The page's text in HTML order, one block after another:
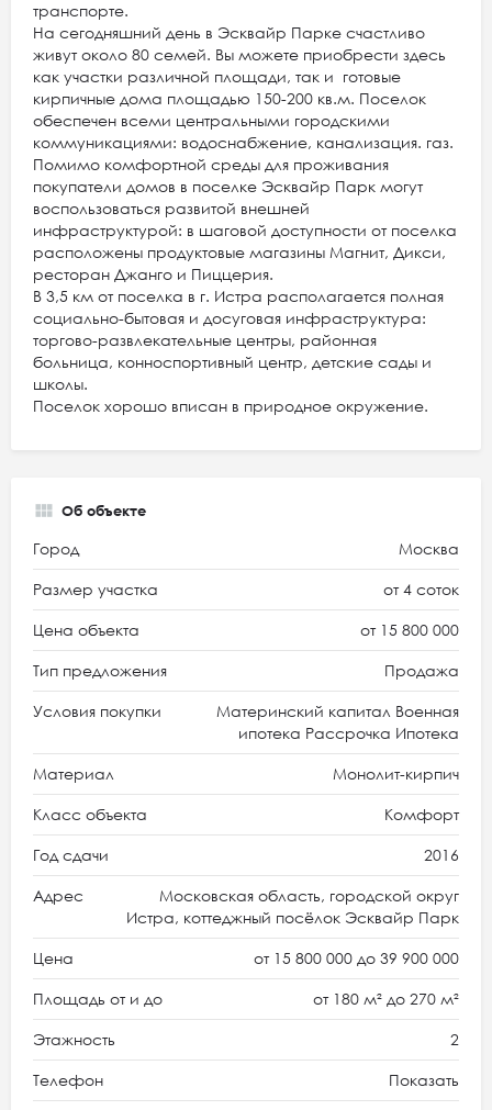
транспорте.
На сегодняшний день в Эсквайр Парке счастливо
живут около 80 семей. Вы можете приобрести здесь
как участки различной площади, так и готовые
кирпичные дома площадью 150-200 кв.м. Поселок
обеспечен всеми центральными городскими
коммуникациями: водоснабжение, канализация. газ.
Помимо комфортной среды для проживания
покупатели домов в поселке Эсквайр Парк могут
воспользоваться развитой внешней
инфраструктурой: в шаговой доступности от поселка
расположены продуктовые магазины Магнит, Дикси,
ресторан Джанго и Пиццерия.
В 3,5 км от поселка в г. Истра располагается полная
социально-бытовая и досуговая инфраструктура:
торгово-развлекательные центры, районная
больница, конноспортивный центр, детские сады и
школы.
Поселок хорошо вписан в природное окружение.
Об объекте
Город Москва
Размер участка от 4 соток
Цена объекта от 15 800 000
Тип предложения Продажа
Условия покупки
Материнский капитал Военная
ипотека Рассрочка Ипотека
Материал Монолит-кирпич
Класс объекта Комфорт
Год сдачи 2016
Адрес
Московская область, городской округ
Истра, коттеджный посёлок Эсквайр Парк
Цена от 15 800 000 до 39 900 000
Площадь от и до от 180 м² до 270 м²
Этажность 2
Телефон Показать